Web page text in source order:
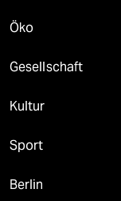
Öko
Gesellschaft
Kultur
Sport
Berlin